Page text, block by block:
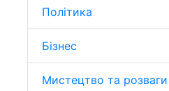
Політика
Бізнес
Мистецтво та розваги